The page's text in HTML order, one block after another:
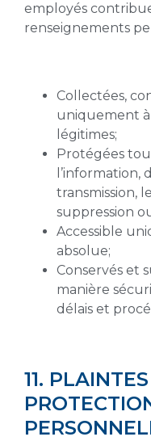
employés
renseignements
Collectées,
uniquement à
légitimes;
Protégées
l’information,
transmission,
suppression
Accessible
absolue;
Conservés et
manière
délais et
11.